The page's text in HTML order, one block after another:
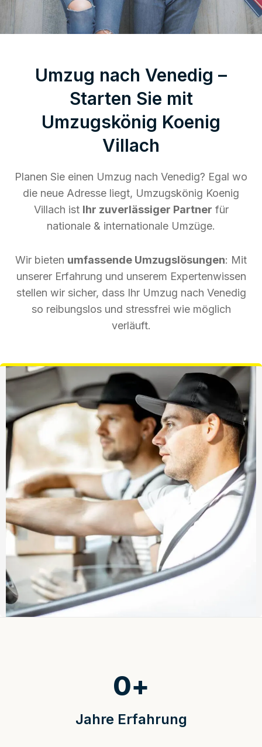
Umzug nach Venedig –
Starten Sie mit
Umzugskönig Koenig
Villach
Planen Sie einen Umzug nach Venedig? Egal wo
die neue Adresse liegt, Umzugskönig Koenig
Villach ist Ihr zuverlässiger Partner für
nationale & internationale Umzüge.
Wir bieten umfassende Umzugslösungen: Mit
unserer Erfahrung und unserem Expertenwissen
stellen wir sicher, dass Ihr Umzug nach Venedig
so reibungslos und stressfrei wie möglich
verläuft.
Jahre Erfahrung
0+